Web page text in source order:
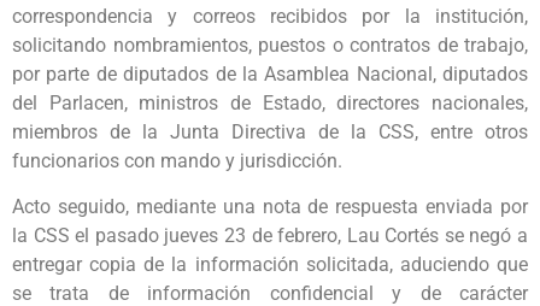
correspondencia y correos recibidos por la institución,
solicitando nombramientos, puestos o contratos de trabajo,
por parte de diputados de la Asamblea Nacional, diputados
del Parlacen, ministros de Estado, directores nacionales,
miembros de la Junta Directiva de la CSS, entre otros
funcionarios con mando y jurisdicción.
Acto seguido, mediante una nota de respuesta enviada por
la CSS el pasado jueves 23 de febrero, Lau Cortés se negó a
entregar copia de la información solicitada, aduciendo que
se trata de información confidencial y de carácter